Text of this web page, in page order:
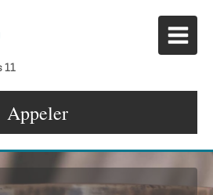
11
Appeler